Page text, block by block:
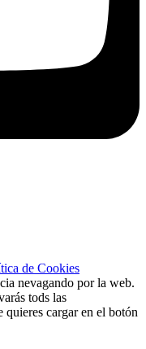
de Cookies
nevagando por la web.
tods las
quieres cargar en el botón